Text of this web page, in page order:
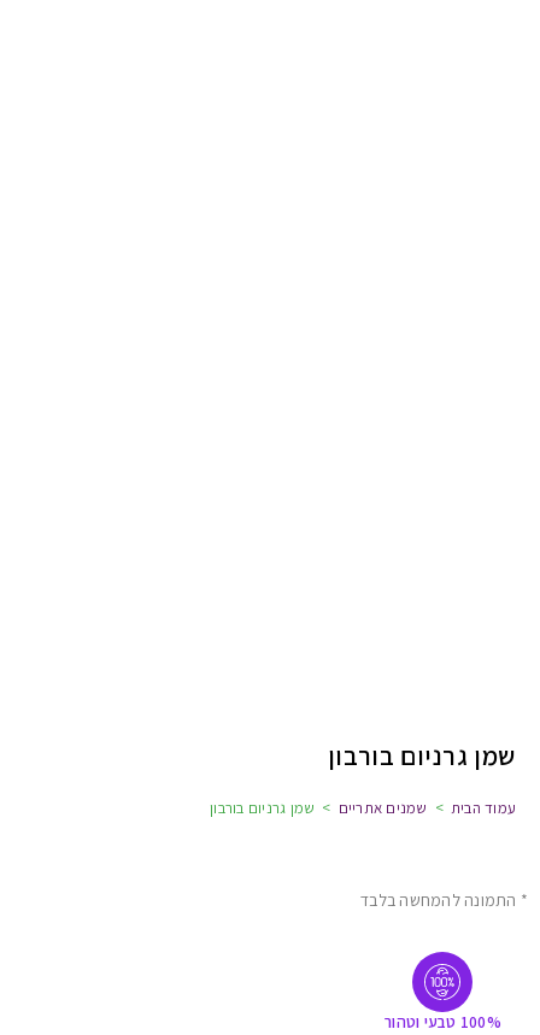
שמן גרניום בורבון
עמוד הבית > שמנים אתריים > שמן גרניום בורבון
* התמונה להמחשה בלבד
100% טבעי וטהור